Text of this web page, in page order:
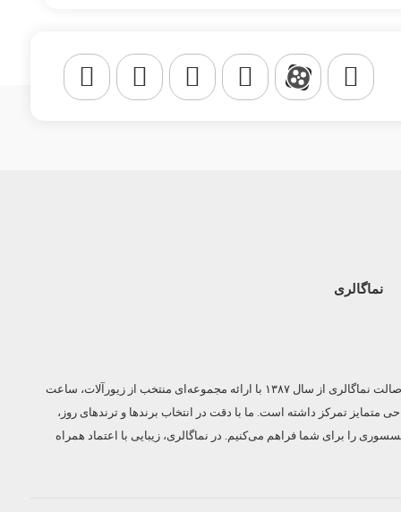
نماگالری
با نما، نمایان شوید | جلوه‌ای از سبک و اصالت نماگالری از سال ۱۳۸۷ با ارائه مجموعه‌ای منتخب از زیورآلات، ساعت
متمایز تمرکز داشته است. ما با دقت در انتخاب برندها و ترندهای روز،
را برای شما فراهم می‌کنیم. در نماگالری، زیبایی با اعتماد همراه